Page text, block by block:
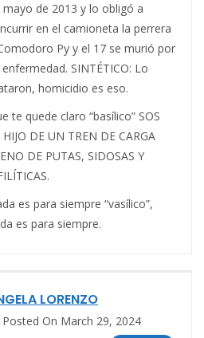
mayo de 2013 y lo obligó a
en el camioneta la perrera
Py y el 17 se murió por
enfermedad. SINTÉTICO: Lo
homicidio es eso.
te quede claro “basílico” SOS
HIJO DE UN TREN DE CARGA
DE PUTAS, SIDOSAS Y
es para siempre “vasílico”,
es para siempre.
LORENZO
Posted On March 29, 2024